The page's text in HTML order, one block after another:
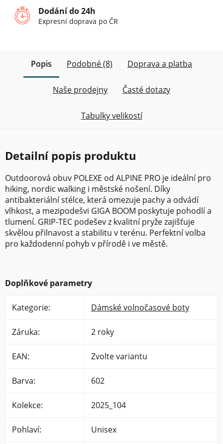
Dodání do 24h
Expresní doprava po ČR
Popis Podobné (8) Doprava a platba
Naše prodejny Časté dotazy
Tabulky velikostí
Detailní popis produktu
Outdoorová obuv POLEXE od ALPINE PRO je ideální pro
hiking, nordic walking i městské nošení. Díky
antibakteriální stélce, která omezuje pachy a odvádí
vlhkost, a mezipodešvi GIGA BOOM poskytuje pohodlí a
tlumení. GRIP-TEC podešev z kvalitní pryže zajišťuje
skvělou přilnavost a stabilitu v terénu. Perfektní volba
pro každodenní pohyb v přírodě i ve městě.
Doplňkové parametry
Kategorie: Dámské volnočasové boty
Záruka: 2 roky
EAN: Zvolte variantu
Barva: 602
Kolekce: 2025_104
Pohlaví: Unisex